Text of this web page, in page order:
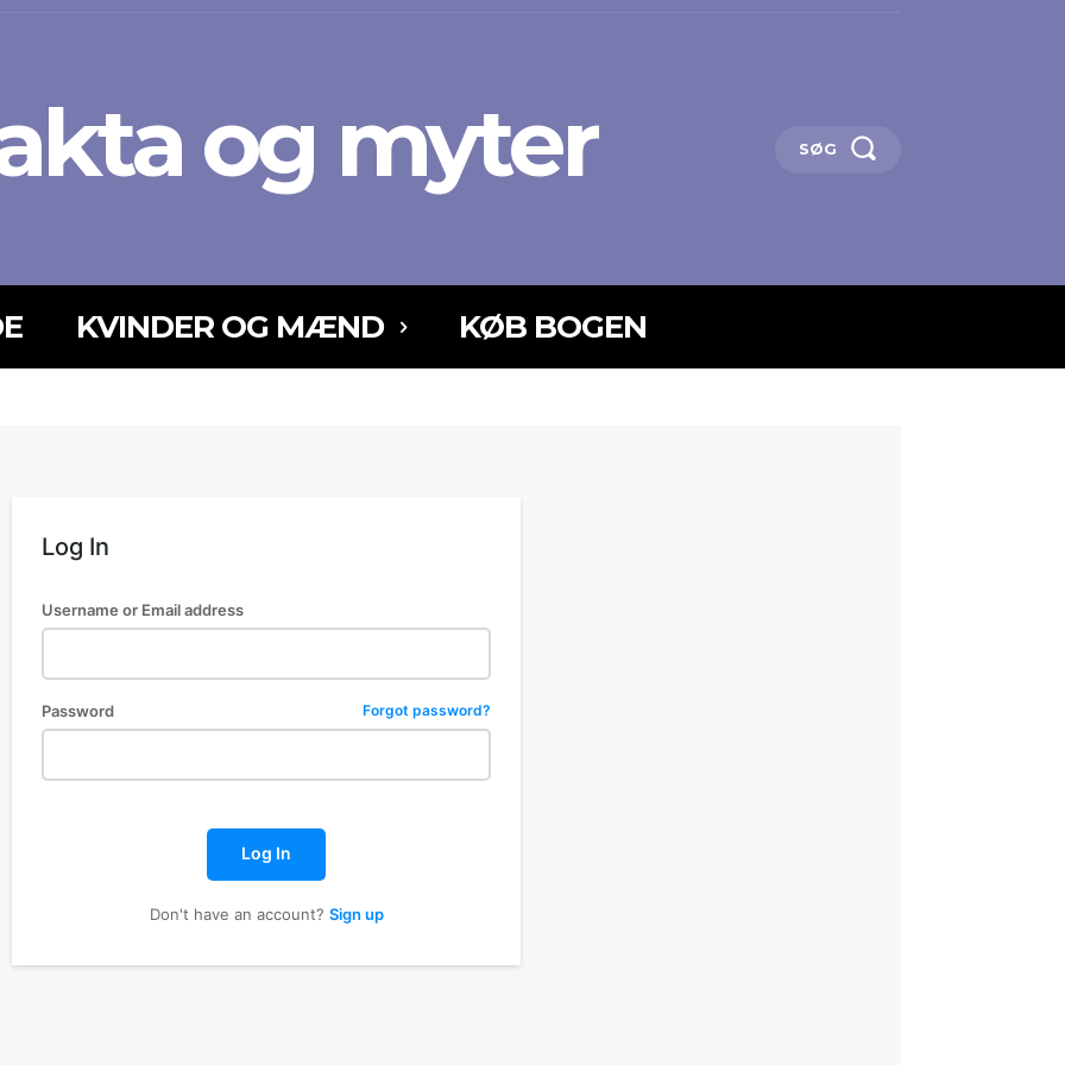
og myter SØG
KVINDER OG MÆND KØB BOGEN
Log In
Username or Email address
Password Forgot password?
Log In
Don't have an account? Sign up